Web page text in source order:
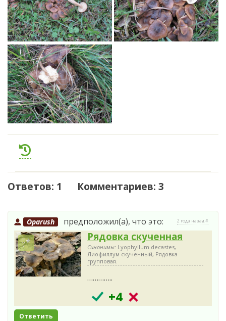
Ответов: 1 Комментариев: 3
Oparush предположил(а), что это: 2 года назад #
Рядовка скученная
Синонимы: Lyophyllum decastes,
Лиофиллум скученный, Рядовка
групповая.
…………..
+4
Ответить